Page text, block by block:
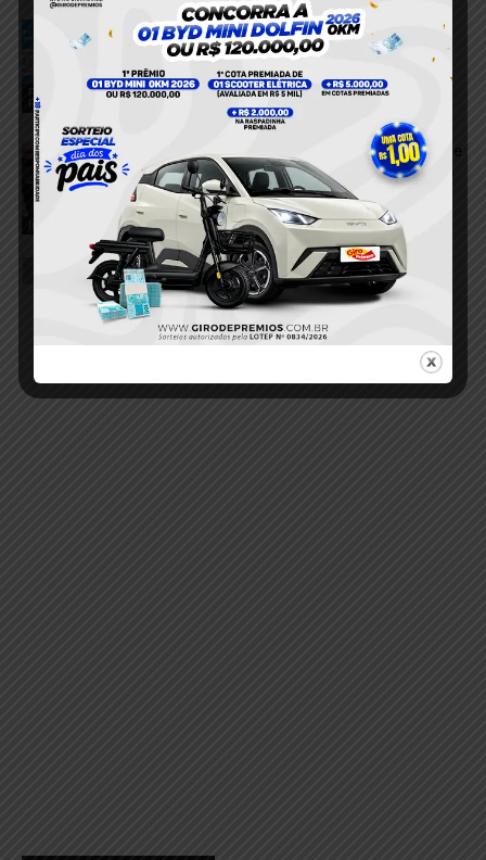
Recapturado
Homem com mandado de prisão é
capturado pela Polícia Militar durante
operação em Itaituba
5 de agosto de 2026
VÍDEO; Foragido do sistema prisional de
Mato Grosso é recapturado pela PM em
Tucuruí
5 de agosto de 2026